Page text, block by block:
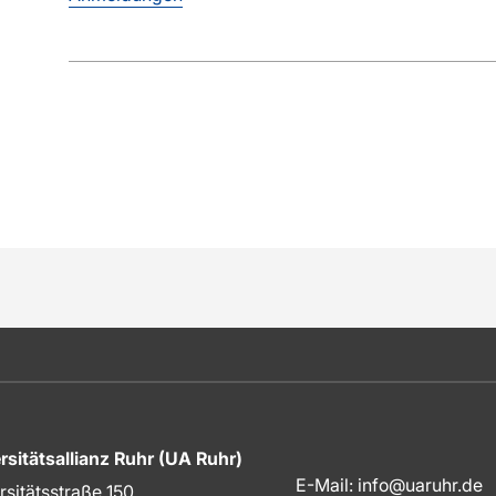
Ruhr (UA Ruhr)
E-Mail: info@uaruhr.de